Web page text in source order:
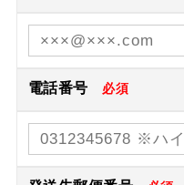
電話番号 必須